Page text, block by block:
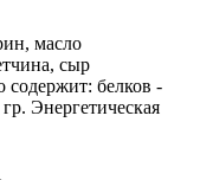
масло
сыр
содержит: белков -
Энергетическая